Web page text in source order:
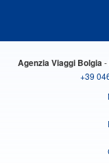
Agenzia Viaggi Bolgia -
+39